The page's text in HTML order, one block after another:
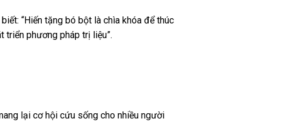
“Hiến tặng bó bột là chìa khóa để thúc
phương pháp trị liệu”.
lại cơ hội cứu sống cho nhiều người